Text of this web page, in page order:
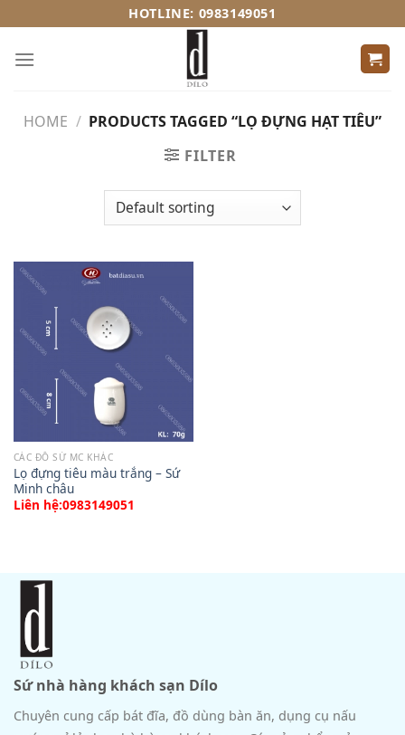
to
content
HOTLINE: 0983149051
HOME / PRODUCTS TAGGED “LỌ ĐỰNG HẠT TIÊU”
FILTER
CÁC ĐỒ SỨ MC KHÁC
Lọ đựng tiêu màu trắng – Sứ
Minh châu
Liên hệ:0983149051
Sứ nhà hàng khách sạn Dílo
Chuyên cung cấp bát đĩa, đồ dùng bàn ăn, dụng cụ nấu